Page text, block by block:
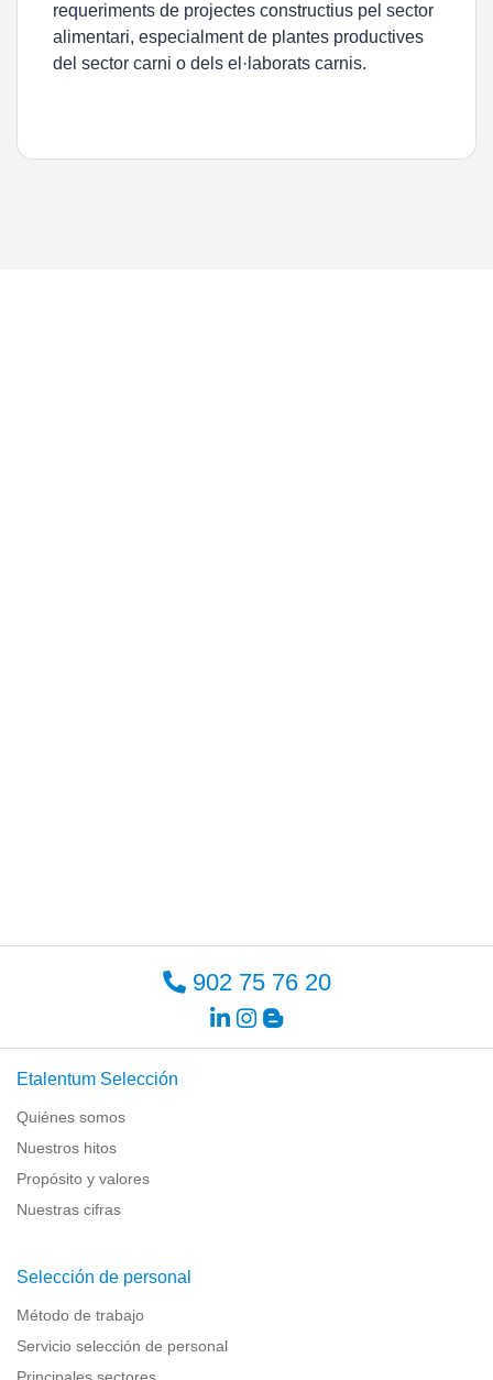
requeriments de projectes constructius pel sector
alimentari, especialment de plantes productives
del sector carni o dels el·laborats carnis.
902 75 76 20
Etalentum Selección
Quiénes somos
Nuestros hitos
Propósito y valores
Nuestras cifras
Selección de personal
Método de trabajo
Servicio selección de personal
Principales sectores